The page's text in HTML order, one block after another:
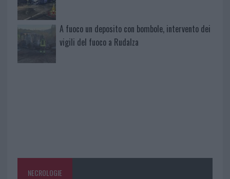
A fuoco un deposito con bombole, intervento dei
vigili del fuoco a Rudalza
NECROLOGIE